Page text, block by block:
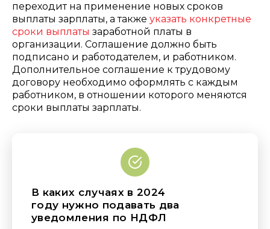
переходит на применение новых сроков
выплаты зарплаты, а также указать конкретные
сроки выплаты заработной платы в
организации. Соглашение должно быть
подписано и работодателем, и работником.
Дополнительное соглашение к трудовому
договору необходимо оформлять с каждым
работником, в отношении которого меняются
сроки выплаты зарплаты.
В каких случаях в 2024
году нужно подавать два
уведомления по НДФЛ